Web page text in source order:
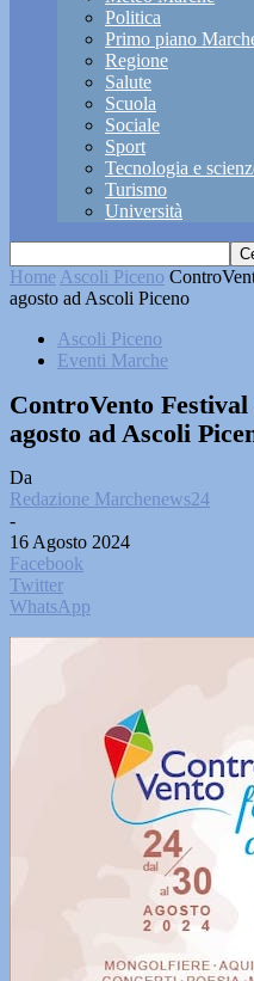
Politica
Primo piano
Regione
Salute
Scuola
Sociale
Sport
Tecnologia e
Turismo
Università
Home Ascoli Piceno
agosto ad Ascoli Piceno
Ascoli Piceno
Eventi Marche
ControVento
agosto ad Ascoli
Da
Redazione Marchenews24
-
16 Agosto 2024
Facebook
Twitter
WhatsApp